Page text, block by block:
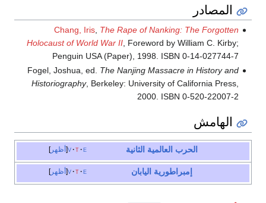
المصادر
Chang, Iris, The Rape of Nanking: The Forgotten
Holocaust of World War II, Foreword by William C. Kirby;
Penguin USA (Paper), 1998. ISBN 0-14-027744-7
Fogel, Joshua, ed. The Nanjing Massacre in History and
Historiography, Berkeley: University of California Press,
2000. ISBN 0-520-22007-2
الهامش
أظهر v t e الحرب العالمية الثانية
أظهر v t e إمبراطورية اليابان